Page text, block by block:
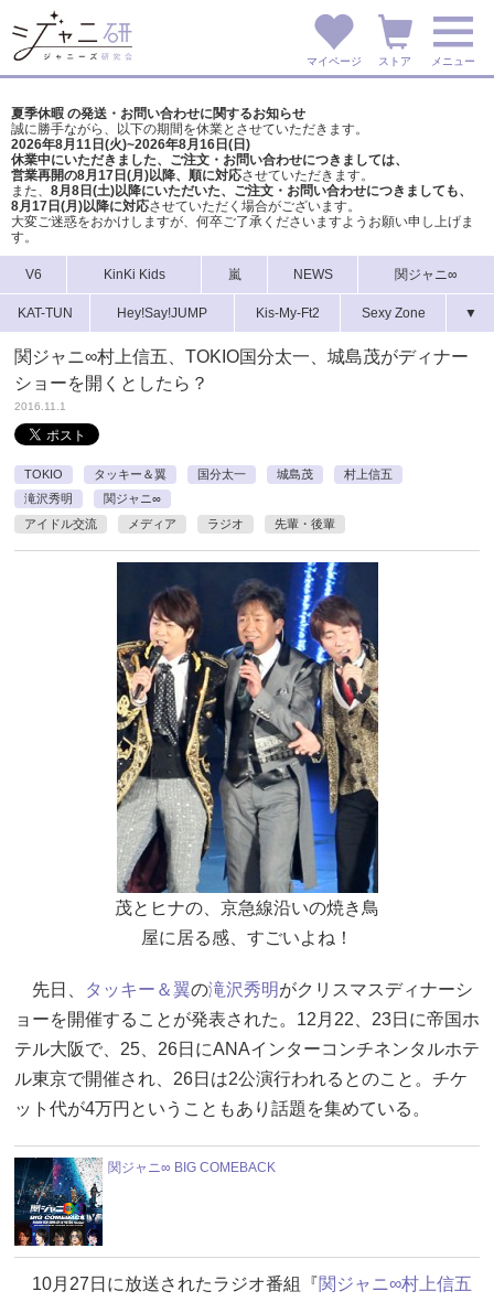
マイページ ストア メニュー
夏季休暇 の発送・お問い合わせに関するお知らせ
誠に勝手ながら、以下の期間を休業とさせていただきます。
2026年8月11日(火)~2026年8月16日(日)
休業中にいただきました、ご注文・お問い合わせにつきましては、
営業再開の8月17日(月)以降、順に対応させていただきます。
また、 8月8日(土)以降にいただいた、ご注文・ お問い合わせにつきましても、
8月17日(月)以降に対応させていただく場合がございます。
大変ご迷惑をおかけしますが、 何卒ご了承くださいますようお願い申し上げま
す。
V6 KinKi Kids 嵐 NEWS 関ジャニ∞
KAT-TUN Hey!Say!JUMP Kis-My-Ft2 Sexy Zone ▼
関ジャニ∞村上信五、TOKIO国分太一、城島茂がディナー
ショーを開くとしたら？
2016.11.1
TOKIO タッキー＆翼 国分太一 城島茂
村上信五
滝沢秀明
関ジャニ∞
アイドル交流
メディア ラジオ 先輩・後輩
茂とヒナの、京急線沿いの焼き鳥
屋に居る感、すごいよね！
先日、 タッキー＆翼の滝沢秀明がクリスマスディナーシ
ョーを開催することが発表された。12月22、23日に帝国ホ
テル大阪で、25、26日にANAインターコンチネンタルホテ
ル東京で開催され、26日は2公演行われるとのこと。チケ
ット代が4万円ということもあり話題を集めている。
関ジャニ∞ BIG COMEBACK
10月27日に放送されたラジオ番組『関ジャニ∞村上信五